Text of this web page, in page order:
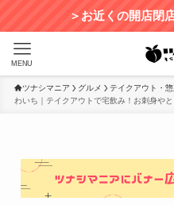
＞お近くの開店閉
MENU
ツナシマニア グルメ
テイクアウト・
わいち｜テイクアウトで宅飲み！お刺身や